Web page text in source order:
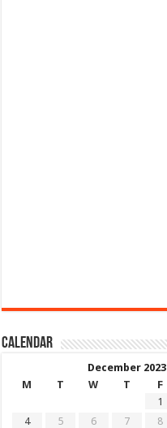
Calendar
December 2023
M
T W T F
1
4
5 6 7 8